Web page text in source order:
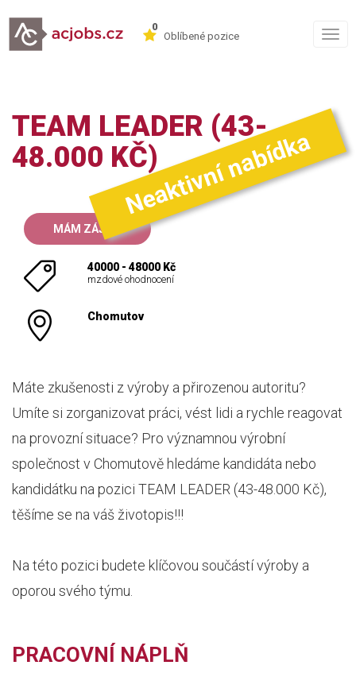
0
Oblíbené pozice
TEAM LEADER (43-
48.000 KČ)Neaktivní nabídka
MÁM ZÁJEM
40000 - 48000 Kč
mzdové ohodnocení
Chomutov
Máte zkušenosti z výroby a přirozenou autoritu?
Umíte si zorganizovat práci, vést lidi a rychle reagovat
na provozní situace? Pro významnou výrobní
společnost v Chomutově hledáme kandidáta nebo
kandidátku na pozici TEAM LEADER (43-48.000 Kč),
těšíme se na váš životopis!!!
Na této pozici budete klíčovou součástí výroby a
oporou svého týmu.
PRACOVNÍ NÁPLŇ